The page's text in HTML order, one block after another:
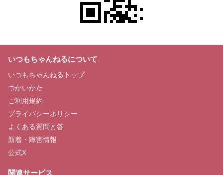
いつもちゃんねるについて
いつもちゃんねるトップ
つかいかた
ご利用規約
プライバシーポリシー
よくある質問と答
新着・障害情報
公式X
関連サービス